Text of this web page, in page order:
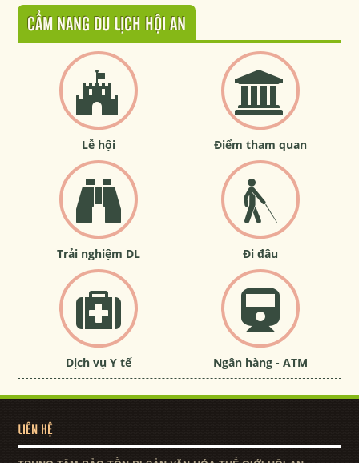
CẨM NANG DU LỊCH HỘI AN
Lễ hội Điểm tham quan
Trải nghiệm DL Đi đâu
Dịch vụ Y tế Ngân hàng - ATM
LIÊN HỆ